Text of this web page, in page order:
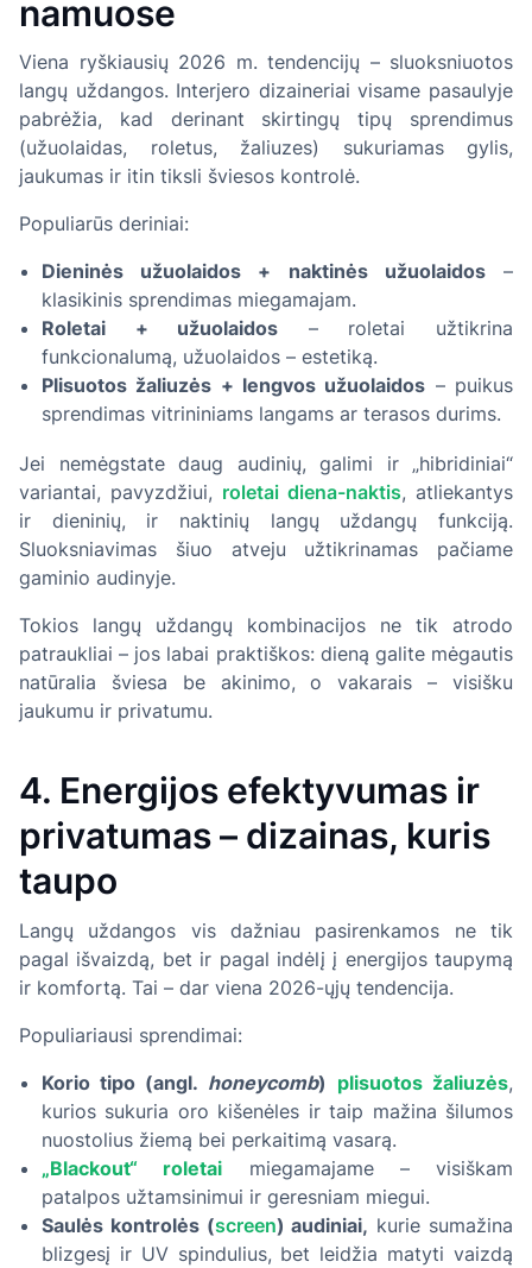
namuose
Viena ryškiausių 2026 m. tendencijų – sluoksniuotos
langų uždangos. Interjero dizaineriai visame pasaulyje
pabrėžia, kad derinant skirtingų tipų sprendimus
(užuolaidas, roletus, žaliuzes) sukuriamas gylis,
jaukumas ir itin tiksli šviesos kontrolė.
Populiarūs deriniai:
Dieninės užuolaidos + naktinės užuolaidos–
klasikinis sprendimas miegamajam.
Roletai + užuolaidos – roletai užtikrina
funkcionalumą, užuolaidos – estetiką.
Plisuotos žaliuzės + lengvos užuolaidos – puikus
sprendimas vitrininiams langams ar terasos durims.
Jei nemėgstate daug audinių, galimi ir „hibridiniai“
variantai, pavyzdžiui, roletai diena-naktis, atliekantys
ir dieninių, ir naktinių langų uždangų funkciją.
Sluoksniavimas šiuo atveju užtikrinamas pačiame
gaminio audinyje.
Tokios langų uždangų kombinacijos ne tik atrodo
patraukliai – jos labai praktiškos: dieną galite mėgautis
natūralia šviesa be akinimo, o vakarais – visišku
jaukumu ir privatumu.
4. Energijos efektyvumas ir
privatumas – dizainas, kuris
taupo
Langų uždangos vis dažniau pasirenkamos ne tik
pagal išvaizdą, bet ir pagal indėlį į energijos taupymą
ir komfortą. Tai – dar viena 2026-ųjų tendencija.
Populiariausi sprendimai:
Korio tipo (angl. honeycomb) plisuotos žaliuzės,
kurios sukuria oro kišenėles ir taip mažina šilumos
nuostolius žiemą bei perkaitimą vasarą.
„Blackout“ roletai miegamajame – visiškam
patalpos užtamsinimui ir geresniam miegui.
Saulės kontrolės (screen) audiniai, kurie sumažina
blizgesį ir UV spindulius, bet leidžia matyti vaizdą